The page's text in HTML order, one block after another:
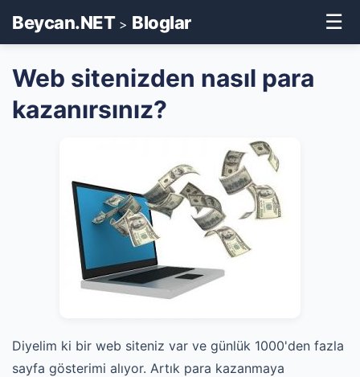
Beycan.NET> Bloglar ☰
Web sitenizden nasıl para
kazanırsınız?
Diyelim ki bir web siteniz var ve günlük 1000'den fazla
sayfa gösterimi alıyor. Artık para kazanmaya